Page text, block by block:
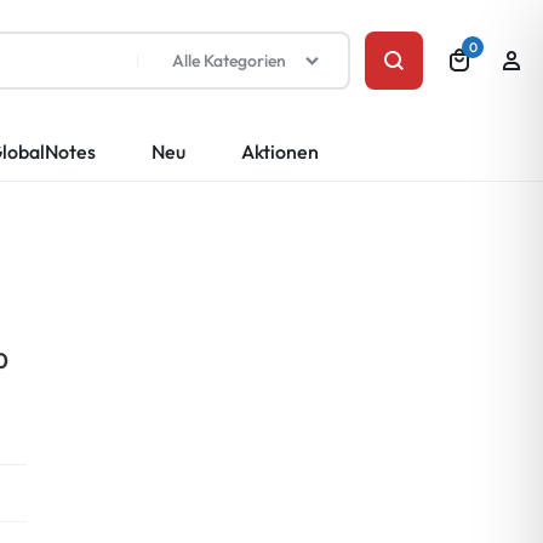
Alle Kategorien
0
Neu Aktionen